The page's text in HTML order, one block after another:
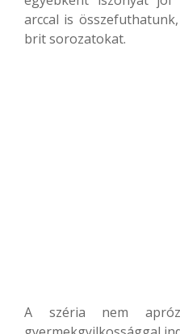
arccal is
brit sorozatokat.
A széria nem